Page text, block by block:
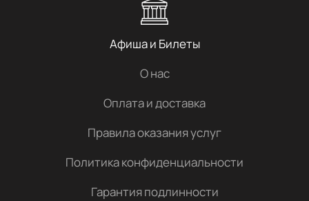
Афиша и Билеты
О нас
Оплата и доставка
Правила оказания услуг
Политика конфиденциальности
Гарантия подлинности